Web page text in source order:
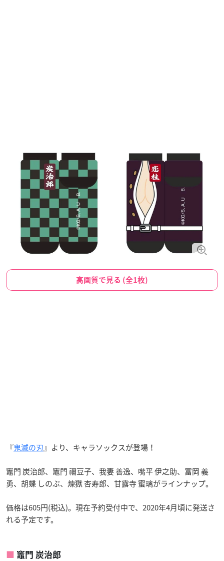
高画質で見る (全1枚)
『鬼滅の刃』より、キャラソックスが登場！
竈門 炭治郎、竈門 禰豆子、我妻 善逸、嘴平 伊之助、冨岡 義
勇、胡蝶 しのぶ、煉獄 杏寿郎、甘露寺 蜜璃がラインナップ。
価格は605円(税込)。現在予約受付中で、2020年4月頃に発送さ
れる予定です。
竈門 炭治郎